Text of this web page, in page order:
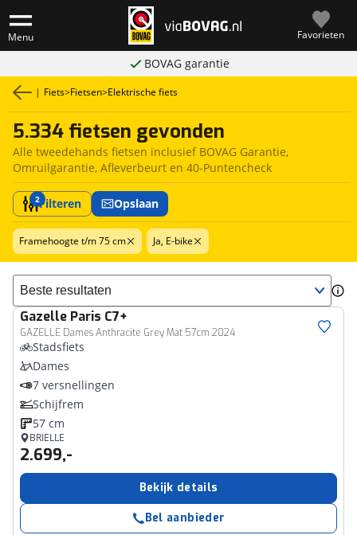
Menu Favorieten
BOVAG garantie
| Fiets>Fietsen>Elektrische fiets
5.334 fietsen gevonden
Alle tweedehands fietsen inclusief BOVAG Garantie,
Omruilgarantie, Afleverbeurt en 40-Puntencheck
2Filteren Opslaan
Framehoogte t/m 75 cm Ja, E-bike
Sorteer resultaten
Gazelle Paris C7+
GAZELLE Dames Anthracite Grey Mat 57cm 2024
Stadsfiets
Dames
7 versnellingen
Schijfrem
57 cm
BRIELLE
2.699,-
Bekijk details
Bel aanbieder